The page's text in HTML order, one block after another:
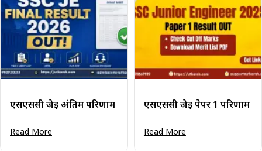
एसएससी जेई अंतिम परिणाम 2026 जारी: टियर 2 मेरिट सूची
Read More
एसएससी जेई पेपर 1 परिणाम
Read More